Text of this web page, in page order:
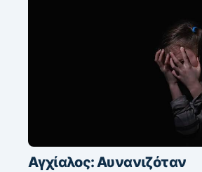
Αγχίαλος: Αυνανιζόταν